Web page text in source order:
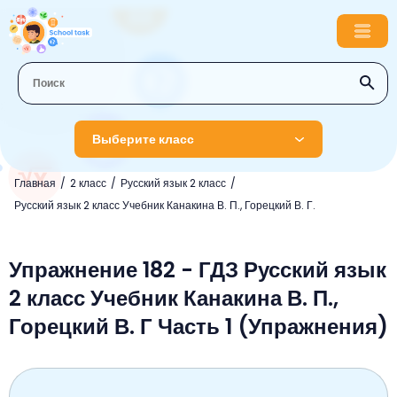
Выберите класс
Главная 2 класс
Русский язык 2 класс
Русский язык 2 класс Учебник Канакина В. П., Горецкий В. Г.
1 класс
Русский язык
Литературное чтение
Окружающий мир
Математика
Математика
Английский язык
Информатика
Литературное чтение
3 класс
Музыка
Окружающий мир
4 класс
Английский язык
Упражнение 182 - ГДЗ Русский язык
2 класс Учебник Канакина В. П.,
Горецкий В. Г Часть 1 (Упражнения)